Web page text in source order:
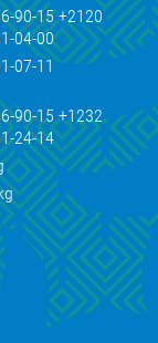
90-15 +2120
04-00
07-11
90-15 +1232
24-14